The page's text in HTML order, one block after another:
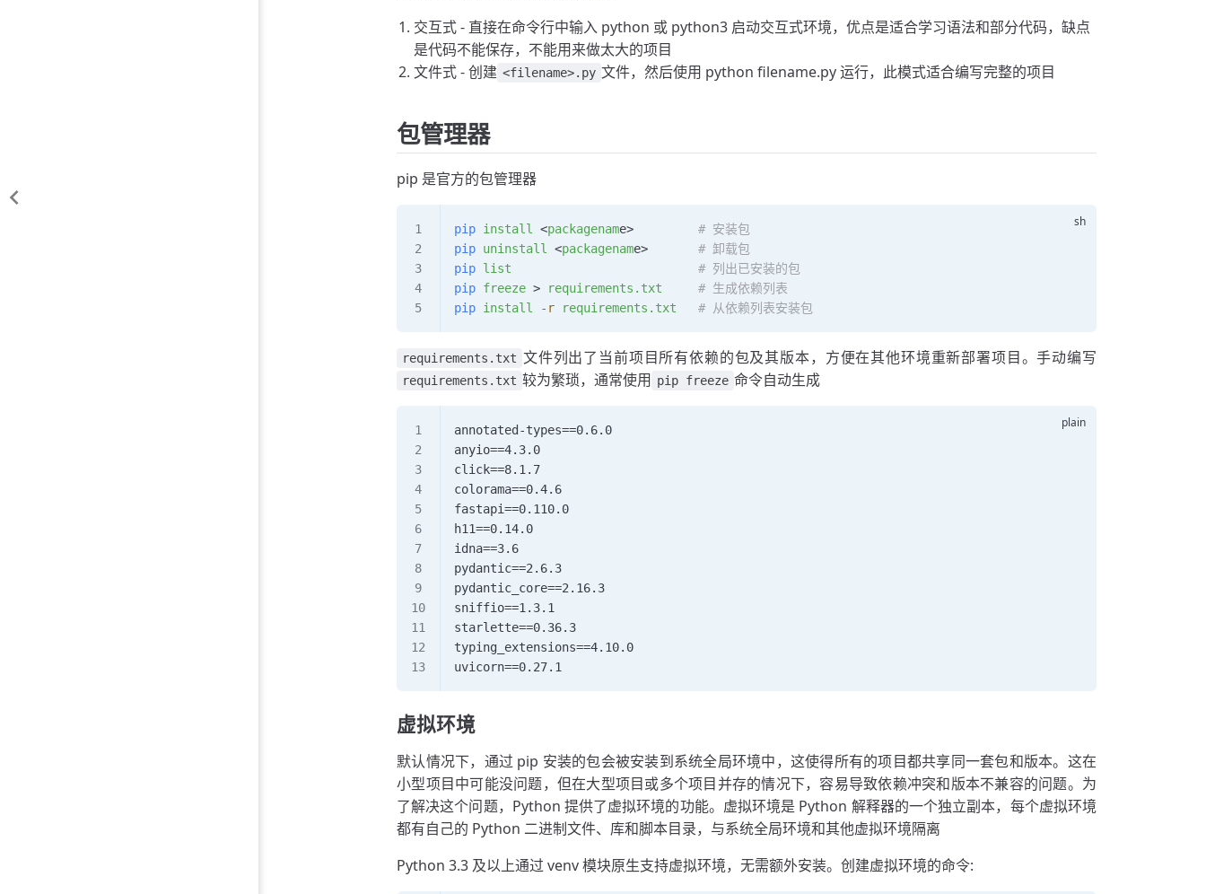
交互式 - 直接在命令行中输入 python 或 python3 启动交互式环境，优点是适合学习语法和部分代码，缺点
是代码不能保存，不能用来做太大的项目
文件式 - 创建 <filename>.py 文件，然后使用 python filename.py 运行，此模式适合编写完整的项目
包管理器
pip 是官方的包管理器
pip install <packagename> # 安装包
pip uninstall <packagename> # 卸载包
pip list
                          # 列出已安装的包
pip freeze > requirements.txt
     # 生成依赖列表
pip install -r requirements.txt
   # 从依赖列表安装包
requirements.txt 文件列出了当前项目所有依赖的包及其版本，方便在其他环境重新部署项目。手动编写
requirements.txt 较为繁琐，通常使用 pip freeze 命令自动生成
annotated-types==0.6.0
anyio==4.3.0
click==8.1.7
colorama==0.4.6
fastapi==0.110.0
h11==0.14.0
idna==3.6
pydantic==2.6.3
pydantic_core==2.16.3
sniffio==1.3.1
starlette==0.36.3
typing_extensions==4.10.0
uvicorn==0.27.1
虚拟环境
默认情况下，通过 pip 安装的包会被安装到系统全局环境中，这使得所有的项目都共享同一套包和版本。这在
小型项目中可能没问题，但在大型项目或多个项目并存的情况下，容易导致依赖冲突和版本不兼容的问题。为
了解决这个问题，Python 提供了虚拟环境的功能。虚拟环境是 Python 解释器的一个独立副本，每个虚拟环境
都有自己的 Python 二进制文件、库和脚本目录，与系统全局环境和其他虚拟环境隔离
Python 3.3 及以上通过 venv 模块原生支持虚拟环境，无需额外安装。创建虚拟环境的命令: